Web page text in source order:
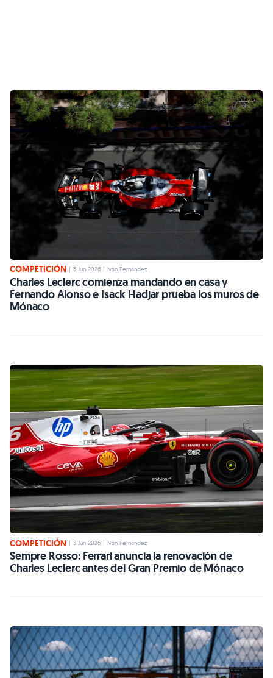
COMPETICIÓN | 5 Jun 2026 | Iván Fernández
Charles Leclerc comienza mandando en casa y
Fernando Alonso e Isack Hadjar prueba los muros de
Mónaco
COMPETICIÓN 3 Jun 2026 Iván Fernández
Sempre Rosso: Ferrari anuncia la renovación de
Charles Leclerc antes del Gran Premio de Mónaco